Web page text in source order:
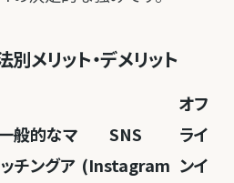
メリット・デメリット
般的なマ
ッチングア
SNS
(Instagram
オフ
ライ
ンイ